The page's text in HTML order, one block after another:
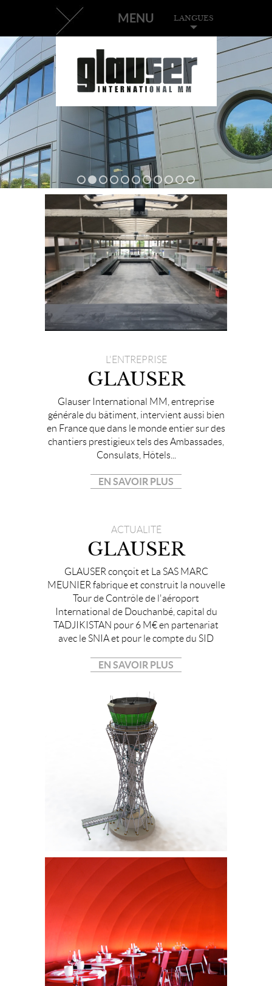
MENU LANGUES
L'ENTREPRISE
GLAUSER
Glauser International MM, entreprise
générale du bâtiment, intervient aussi bien
en France que dans le monde entier sur des
chantiers prestigieux tels des Ambassades,
Consulats, Hôtels...
EN SAVOIR PLUS
ACTUALITÉ
GLAUSER
GLAUSER conçoit et La SAS MARC
MEUNIER fabrique et construit la nouvelle
Tour de Contrôle de l'aéroport
International de Douchanbé, capital du
TADJIKISTAN pour 6 M€ en partenariat
avec le SNIA et pour le compte du SID
EN SAVOIR PLUS